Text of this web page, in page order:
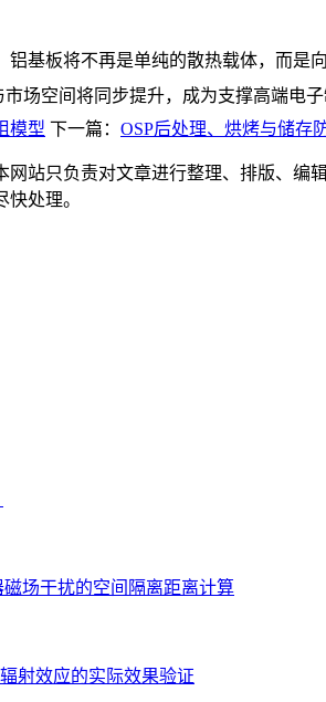
基板将不再是单纯的散热载体，而
场空间将同步提升，成为支撑高端电子
模型 下一篇： OSP后处理、烘烤与储
站只负责对文章进行整理、排版、
处理。
场干扰的空间隔离距离计算
射效应的实际效果验证